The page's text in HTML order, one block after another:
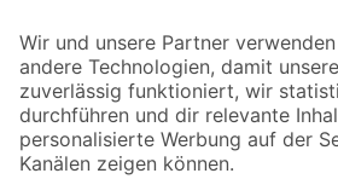
Der toom Newsletter: Keine Angebote und
Zur Newsletter Anmeldung
Folge uns